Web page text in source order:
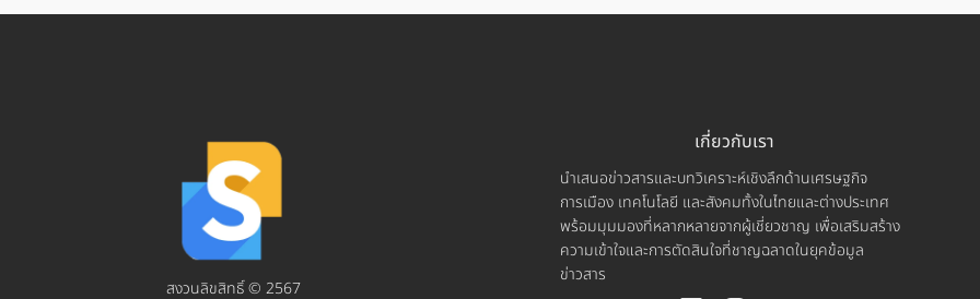
สงวนลิขสิทธิ์ © 2567
เกี่ยวกับเรา
นำเสนอข่าวสารและบทวิเคราะห์เชิงลึกด้านเศรษฐกิจ
การเมือง เทคโนโลยี และสังคมทั้งในไทยและต่างประเทศ
พร้อมมุมมองที่หลากหลายจากผู้เชี่ยวชาญ เพื่อเสริมสร้าง
ความเข้าใจและการตัดสินใจที่ชาญฉลาดในยุคข้อมูล
ข่าวสาร